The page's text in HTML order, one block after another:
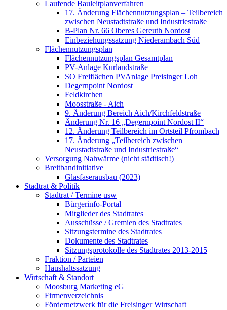
Laufende Bauleitplanverfahren
17. Änderung Flächennutzungsplan – Teilbereich
zwischen Neustadtstraße und Industriestraße
B-Plan Nr. 66 Oberes Gereuth Nordost
Einbeziehungssatzung Niederambach Süd
Flächennutzungsplan
Flächennutzungsplan Gesamtplan
PV-Anlage Kurlandstraße
SO Freiflächen PV­Anlage Preisinger Loh
Degernpoint Nordost
Feldkirchen
Moosstraße - Aich
9. Änderung Bereich Aich/Kirchfeldstraße
Änderung Nr. 16 „Degernpoint Nordost II“
12. Änderung Teilbereich im Ortsteil Pfrombach
17. Änderung „Teilbereich zwischen
Neustadtstraße und Industriestraße“
Versorgung Nahwärme (nicht städtisch!)
Breitbandinitiative
Glasfaserausbau (2023)
Stadtrat & Politik
Stadtrat / Termine usw
Bürgerinfo-Portal
Mitglieder des Stadtrates
Ausschüsse / Gremien des Stadtrates
Sitzungstermine des Stadtrates
Dokumente des Stadtrates
Sitzungsprotokolle des Stadtrates 2013-2015
Fraktion / Parteien
Haushaltssatzung
Wirtschaft & Standort
Moosburg Marketing eG
Firmenverzeichnis
Fördernetzwerk für die Freisinger Wirtschaft